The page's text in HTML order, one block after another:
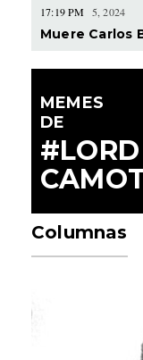
17:19 PM 5, 2024
Muere Carlos
MEMES
DE
#LORD
Columnas